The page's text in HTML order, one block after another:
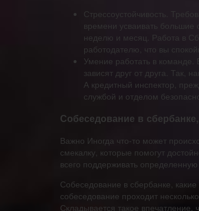
Стрессоустойчивость.
времени усваивать
неделю и месяц. Работа в
работодателю, что вы
Умение работать в
зависят друг от друга. Так,
А кредитный инспектор,
службой и отделом
Собеседование в
Важно Иногда что-то может
смекалку, которые помогут
всего поддерживать
Собеседование в сбербанке,
собеседование проходит
Складывается такое впечатление,